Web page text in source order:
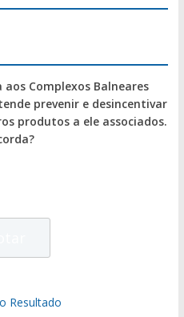
aos Complexos Balneares
prevenir e desincentivar
produtos a ele associados.
Resultado